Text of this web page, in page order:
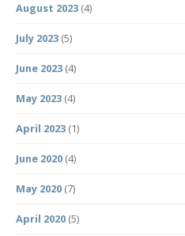
August 2023 (4)
July 2023 (5)
June 2023 (4)
May 2023 (4)
April 2023 (1)
June 2020 (4)
May 2020 (7)
April 2020 (5)